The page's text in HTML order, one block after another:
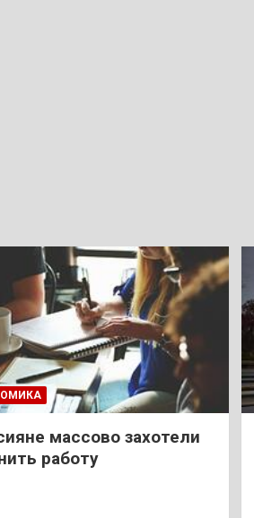
массово захотели
работу